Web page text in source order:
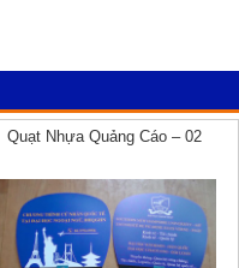
Quạt Nhựa Quảng Cáo – 02